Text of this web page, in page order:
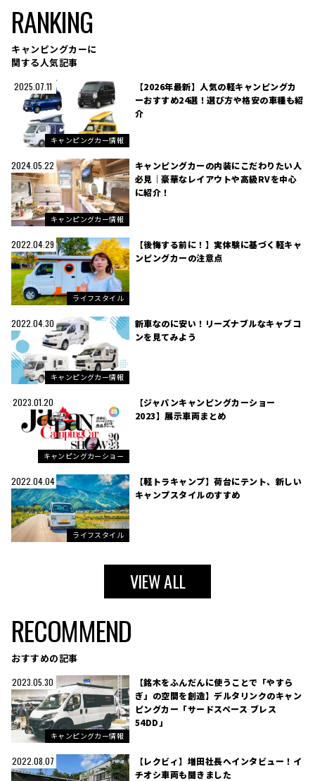
RANKING
キャンピングカーに
関する人気記事
2025.07.11
キャンピングカー情報
【2026年最新】人気の軽キャンピングカ
ーおすすめ24選！選び方や格安の車種も紹
介
2024.05.22
キャンピングカー情報
キャンピングカーの内装にこだわりたい人
必見｜豪華なレイアウトや高級RVを中心
に紹介！
2022.04.29
ライフスタイル
【後悔する前に！】実体験に基づく軽キャ
ンピングカーの注意点
2022.04.30
キャンピングカー情報
新車なのに安い！リーズナブルなキャブコ
ンを見てみよう
2023.01.20
キャンピングカーショー
【ジャパンキャンピングカーショー
2023】展示車両まとめ
2022.04.04
ライフスタイル
【軽トラキャンプ】荷台にテント、新しい
キャンプスタイルのすすめ
VIEW ALL
RECOMMEND
おすすめの記事
2023.05.30
キャンピングカー情報
【銘木をふんだんに使うことで「やすら
ぎ」の空間を創造】デルタリンクのキャン
ピングカー「サードスペース ブレス
54DD」
2022.08.07
【レクビィ】増田社長へインタビュー！イ
チオシ車両も聞きました